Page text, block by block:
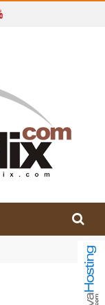
o Brasil no